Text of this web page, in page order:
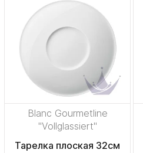
Blanc Gourmetline
"Vollglassiert"
Тарелка плоская 32см